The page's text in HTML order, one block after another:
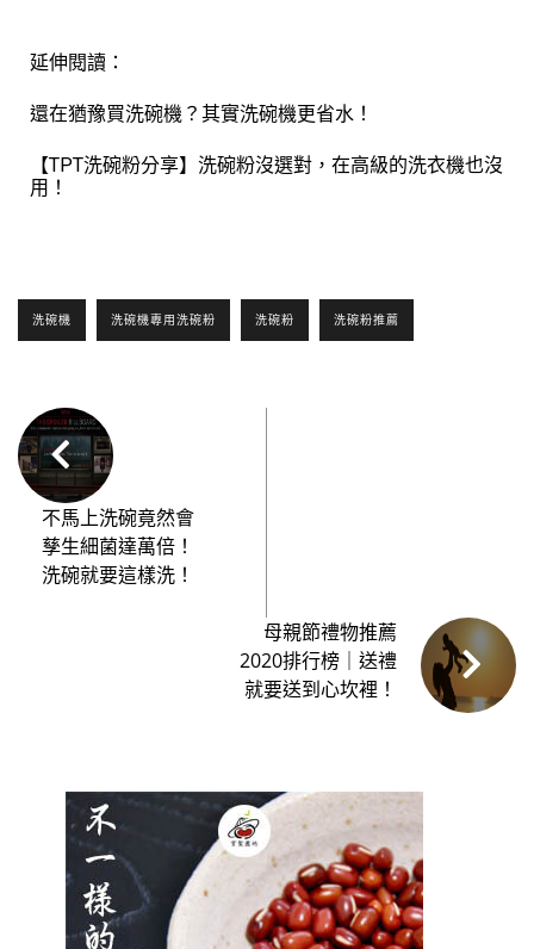
延伸閱讀：
還在猶豫買洗碗機？其實洗碗機更省水！
【TPT洗碗粉分享】洗碗粉沒選對，在高級的洗衣機也沒
用！
洗碗機 洗碗機專用洗碗粉 洗碗粉 洗碗粉推薦
不馬上洗碗竟然會
孳生細菌達萬倍！
洗碗就要這樣洗！
母親節禮物推薦
2020排行榜｜送禮
就要送到心坎裡！